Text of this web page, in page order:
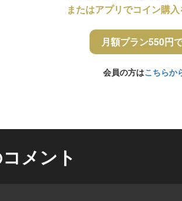
またはアプリでコイン購
月額プラン550円
会員の方はこちらか
メント